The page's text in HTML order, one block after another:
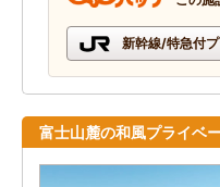
新幹線/特急付
富士山麓の和風プライベ